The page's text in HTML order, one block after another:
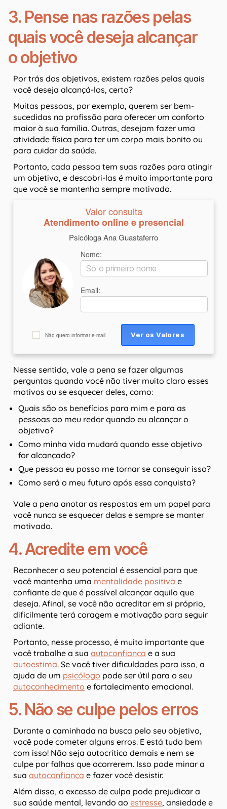
3. Pense nas razões pelas
quais você deseja alcançar
o objetivo
Por trás dos objetivos, existem razões pelas quais
você deseja alcançá-los, certo?
Muitas pessoas, por exemplo, querem ser bem-
sucedidas na profissão para oferecer um conforto
maior à sua família. Outras, desejam fazer uma
atividade física para ter um corpo mais bonito ou
para cuidar da saúde.
Portanto, cada pessoa tem suas razões para atingir
um objetivo, e descobri-las é muito importante para
que você se mantenha sempre motivado.
Valor consulta
Atendimento online e presencial
Psicóloga Ana Guastaferro
Nome:
Email:
Não quero informar e-mail
Nesse sentido, vale a pena se fazer algumas
perguntas quando você não tiver muito claro esses
motivos ou se esquecer deles, como:
Quais são os benefícios para mim e para as
pessoas ao meu redor quando eu alcançar o
objetivo?
Como minha vida mudará quando esse objetivo
for alcançado?
Que pessoa eu posso me tornar se conseguir isso?
Como será o meu futuro após essa conquista?
Vale a pena anotar as respostas em um papel para
você nunca se esquecer delas e sempre se manter
motivado.
4. Acredite em você
Reconhecer o seu potencial é essencial para que
você mantenha uma mentalidade positiva e
confiante de que é possível alcançar aquilo que
deseja. Afinal, se você não acreditar em si próprio,
dificilmente terá coragem e motivação para seguir
adiante.
Portanto, nesse processo, é muito importante que
você trabalhe a sua autoconfiança e a sua
autoestima. Se você tiver dificuldades para isso, a
ajuda de um psicólogo pode ser útil para o seu
autoconhecimento e fortalecimento emocional.
5. Não se culpe pelos erros
Durante a caminhada na busca pelo seu objetivo,
você pode cometer alguns erros. E está tudo bem
com isso! Não seja autocrítico demais e nem se
culpe por falhas que ocorrerem. Isso pode minar a
sua autoconfiança e fazer você desistir.
Além disso, o excesso de culpa pode prejudicar a
sua saúde mental, levando ao estresse, ansiedade e